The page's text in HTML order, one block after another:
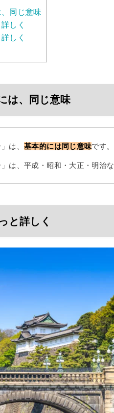
同じ意味
しく
しく
は、同じ意味
」は、基本的には同じ意味です。
」は、平成・昭和・大正・明治
と詳しく